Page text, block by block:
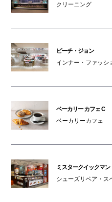
クリーニング
ピーチ・ジョン
インナー・ファッシ
ベーカリー カフェ C
ベーカリーカフェ
ミスタークイックマン
シューズリペア・ス